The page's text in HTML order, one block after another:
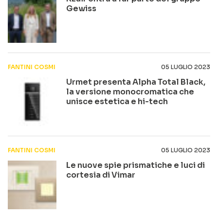
Gewiss
FANTINI COSMI 05 LUGLIO 2023
Urmet presenta Alpha Total Black,
la versione monocromatica che
unisce estetica e hi-tech
FANTINI COSMI 05 LUGLIO 2023
Le nuove spie prismatiche e luci di
cortesia di Vimar